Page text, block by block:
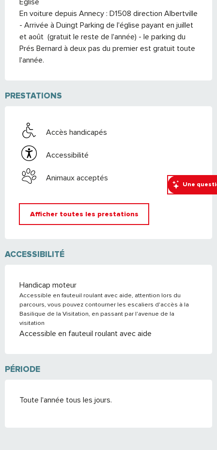
Une
Eglise
En voiture depuis Annecy : D1508 direction Albertville
- Arrivée à Duingt Parking de l'église payant en juillet
et août  (gratuit le reste de l'année) - le parking du
Prés Bernard à deux pas du premier est gratuit toute
l'année.
PRESTATIONS
Accès handicapés
Accessibilité
Animaux acceptés
Afficher toutes les prestations
ACCESSIBILITÉ
Handicap moteur
Accessible en fauteuil roulant avec aide, attention lors du
parcours, vous pouvez contourner les escaliers d'accès à la
Basilique de la Visitation, en passant par l'avenue de la
visitation
Accessible en fauteuil roulant avec aide
PÉRIODE
Toute l'année tous les jours.